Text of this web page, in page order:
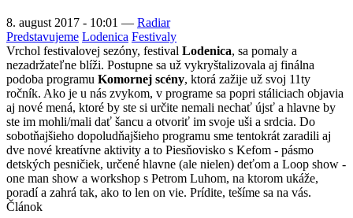
8. august 2017 - 10:01 — Radiar
Predstavujeme Lodenica Festivaly
Vrchol festivalovej sezóny, festival Lodenica, sa pomaly a
nezadržateľne blíži. Postupne sa už vykryštalizovala aj finálna
podoba programu Komornej scény, ktorá zažije už svoj 11ty
ročník. Ako je u nás zvykom, v programe sa popri stáliciach objavia
aj nové mená, ktoré by ste si určite nemali nechať újsť a hlavne by
ste im mohli/mali dať šancu a otvoriť im svoje uši a srdcia. Do
sobotňajšieho dopoludňajšieho programu sme tentokrát zaradili aj
dve nové kreatívne aktivity a to Piesňovisko s Kefom - pásmo
detských pesničiek, určené hlavne (ale nielen) deťom a Loop show -
one man show a workshop s Petrom Luhom, na ktorom ukáže,
poradí a zahrá tak, ako to len on vie. Prídite, tešíme sa na vás.
Článok